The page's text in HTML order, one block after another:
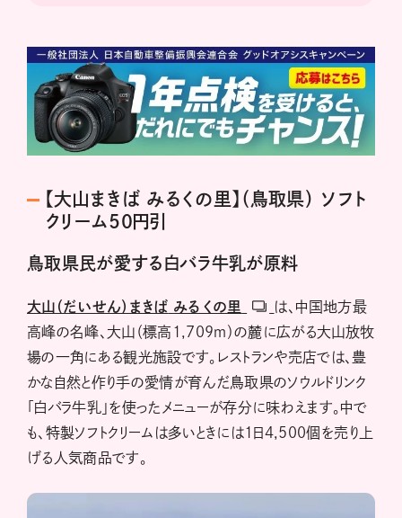
【大山まきば みるくの里】（鳥取県） ソフト
クリーム50円引
鳥取県民が愛する白バラ牛乳が原料
大山（だいせん）まきば みるくの里
は、中国地方最
高峰の名峰、大山（標高1,709ｍ）の麓に広がる大山放牧
場の一角にある観光施設です。レストランや売店では、豊
かな自然と作り手の愛情が育んだ鳥取県のソウルドリンク
「白バラ牛乳」を使ったメニューが存分に味わえます。中で
も、特製ソフトクリームは多いときには1日4,500個を売り上
げる人気商品です。